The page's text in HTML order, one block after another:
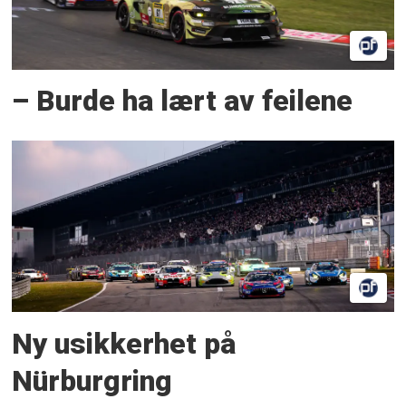
– Burde ha lært av feilene
Ny usikkerhet på
Nürburgring